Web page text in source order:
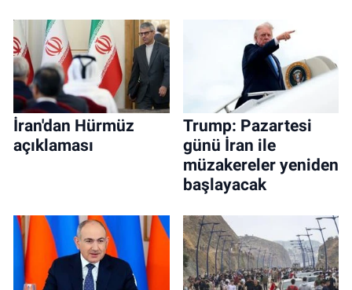
İran'dan Hürmüz
açıklaması
Trump: Pazartesi
günü İran ile
müzakereler yeniden
başlayacak